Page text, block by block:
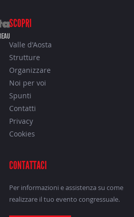
SCOPRI
Valle d'Aosta
Strutture
Organizzare
Noi per voi
Spunti
Contatti
Privacy
Cookies
CONTATTACI
Per informazioni e assistenza su come
realizzare il tuo evento congressuale.